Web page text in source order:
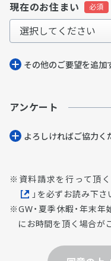
現在のお住まい
その他のご要望を追加
アンケート
よろしければご協⼒く
資料請求を行って頂く
」を必ずお読み下さ
GW・夏季休暇・年末
にお時間を頂く場合が